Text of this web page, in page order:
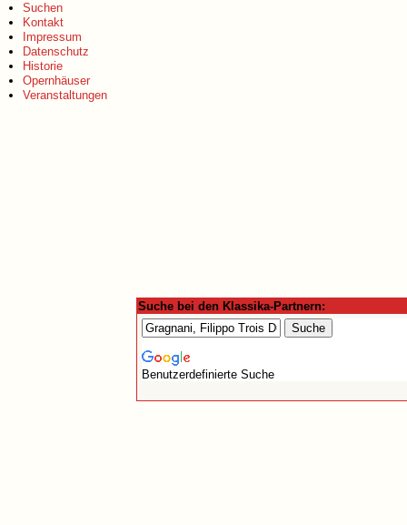
Suchen
Kontakt
Impressum
Datenschutz
Historie
Opernhäuser
Veranstaltungen
Suche bei den Klassika-Partnern:
Benutzerdefinierte Suche